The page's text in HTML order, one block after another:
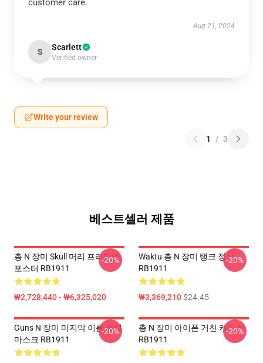
customer care.
Aug 21, 2024
S Scarlett
Verified owner
Write your review
1 / 3
베스트셀러 제품
총 N 장미 Skull 머리 프리미엄
포스터 RB1911
₩2,728,440 - ₩6,325,020
-20%
Waktu 총 N 장미 탱크 정상
RB1911
₩3,369,210$24.45
-20%
Guns N 장미 마지막 이름 플랫
마스크 RB1911
-20%
총 N 장미 아이폰 거친 케이스
RB1911
-20%